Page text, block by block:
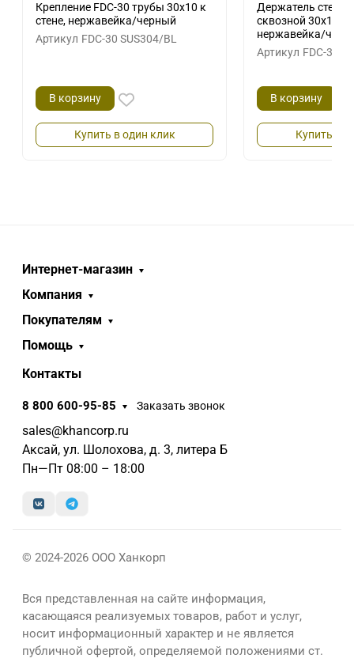
Крепление FDC-30 трубы 30х10 к
стене, нержавейка/черный
Артикул FDC-30 SUS304/BL
В корзину
Купить в один клик
Держатель стекла
сквозной 30х10
нержавейка/
Артикул FDC-35
В корзину
Купить в
Интернет-магазин
Компания
Покупателям
Помощь
Контакты
8 800 600-95-85 Заказать звонок
sales@khancorp.ru
Аксай, ул. Шолохова, д. 3, литера Б
Пн—Пт 08:00 – 18:00
© 2024-2026 ООО Ханкорп
Вся представленная на сайте информация,
касающаяся реализуемых товаров, работ и услуг,
носит информационный характер и не является
публичной офертой, определяемой положениями ст.